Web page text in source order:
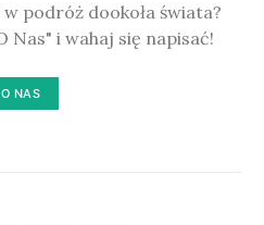
podróż dookoła świata?
Nas" i wahaj się napisać!
O NAS